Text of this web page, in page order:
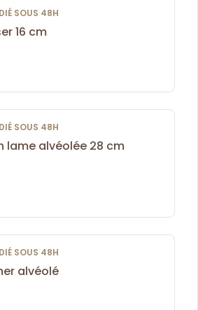
SOUS 48H
16 cm
SOUS 48H
lame alvéolée 28 cm
SOUS 48H
alvéolé